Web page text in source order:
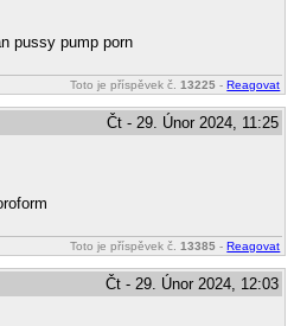
pussy pump porn
Toto je příspěvek č.13225 - Reagovat
Čt - 29. Únor 2024, 11:25
Toto je příspěvek č.13385 - Reagovat
Čt - 29. Únor 2024, 12:03